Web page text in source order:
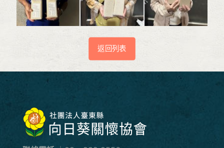
返回列表